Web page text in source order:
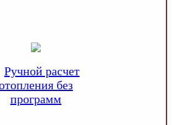
Ручной расчет
без
программ